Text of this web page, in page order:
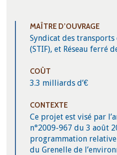
MAÎTRE D’OUVRAGE
Syndicat des transports
(STIF), et Réseau ferré
COÛT
3.3 milliards d’€
CONTEXTE
Ce projet est visé par
n°2009-967 du 3 août
programmation
du Grenelle de